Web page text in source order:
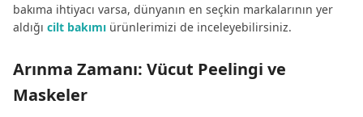
bakıma ihtiyacı varsa, dünyanın en seçkin markalarının yer
aldığı cilt bakımı ürünlerimizi de inceleyebilirsiniz.
Arınma Zamanı: Vücut Peelingi ve
Maskeler